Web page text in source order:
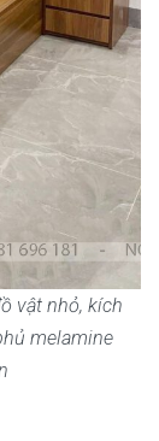
vật nhỏ, kích
melamine